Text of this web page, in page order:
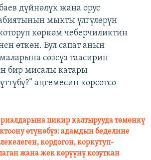
дүйнөлүк жана орус
мыкты үлгүлөрүн
көркөм чеберчиликтин
өткөн. Бул сапат анын
сөзсүз таасирин
бир мисалы катары
аңгемесин көрсөтсө
пикир калтырууда төмөнкү
өтүнөбүз: адамдын беделине
кордогон, коркутуп-
жана жек көрүүнү козуткан